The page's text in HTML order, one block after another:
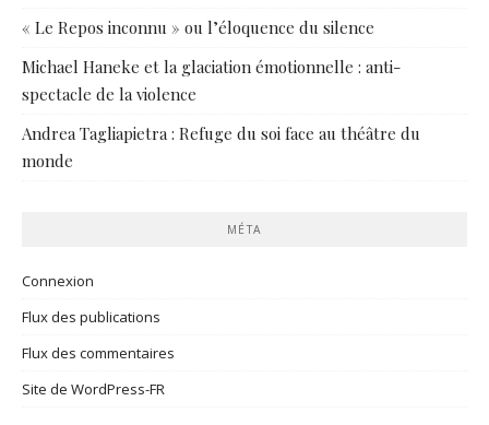
« Le Repos inconnu » ou l’éloquence du silence
Michael Haneke et la glaciation émotionnelle : anti-
spectacle de la violence
Andrea Tagliapietra : Refuge du soi face au théâtre du
monde
MÉTA
Connexion
Flux des publications
Flux des commentaires
Site de WordPress-FR